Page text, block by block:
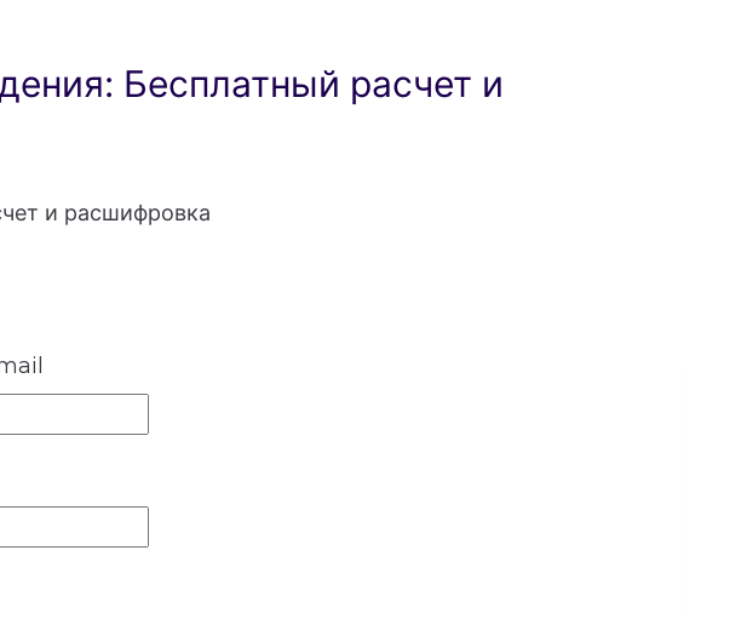
Бесплатный расчет и
и расшифровка